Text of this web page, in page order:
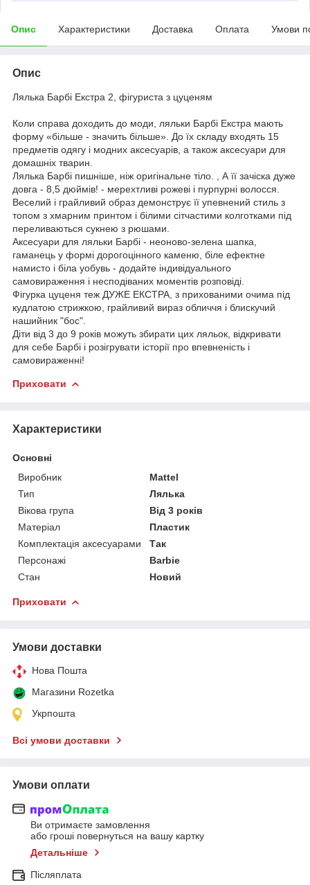
Опис Характеристики Доставка Оплата Умови
Опис
Лялька Барбі Екстра 2, фігуриста з цуценям
Коли справа доходить до моди, ляльки Барбі Екстра мають
форму «більше - значить більше». До їх складу входять 15
предметів одягу і модних аксесуарів, а також аксесуари для
домашніх тварин.
Лялька Барбі пишніше, ніж оригінальне тіло. , А її зачіска дуже
довга - 8,5 дюймів! - мерехтливі рожеві і пурпурні волосся.
Веселий і грайливий образ демонструє її упевнений стиль з
топом з хмарним принтом і білими сітчастими колготками під
переливаються сукнею з рюшами.
Аксесуари для ляльки Барбі - неоново-зелена шапка,
гаманець у формі дорогоцінного каменю, біле ефектне
намисто і біла уобувь - додайте індивідуального
самовираження і несподіваних моментів розповіді.
Фігурка цуценя теж ДУЖЕ ЕКСТРА, з прихованими очима під
кудлатою стрижкою, грайливий вираз обличчя і блискучий
нашийник "бос".
Діти від 3 до 9 років можуть збирати цих ляльок, відкривати
для себе Барбі і розігрувати історії про впевненість і
самовираженні!
Приховати
Характеристики
Основні
Виробник
Mattel
Тип
Лялька
Вікова група
Від 3 років
Матеріал
Пластик
Комплектація аксесуарами
Так
Персонажі
Barbie
Стан
Новий
Приховати
Умови доставки
Нова Пошта
Магазини Rozetka
Укрпошта
Всі умови доставки
Умови оплати
Ви отримаєте замовлення
або гроші повернуться на вашу картку
Детальніше
Післяплата